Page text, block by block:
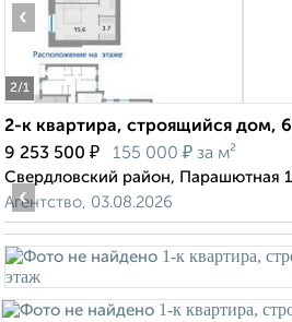
2/1
‹
2-к квартира, строящийся дом,
9 253 500 ₽ 155 000 ₽ за м²
Свердловский район, Парашютная
Агентство, 03.08.2026
‹